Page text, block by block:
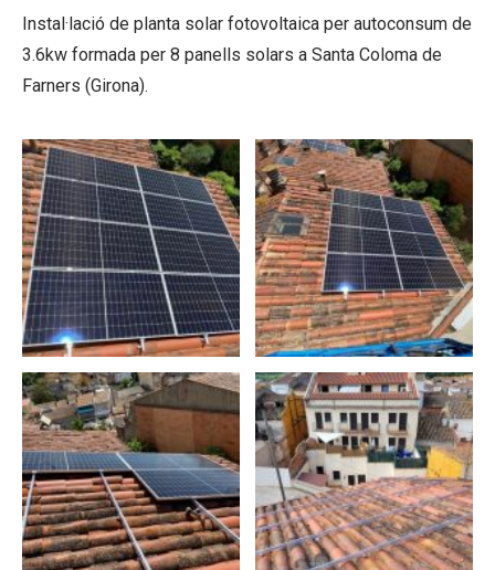
Instal·lació de planta solar fotovoltaica per autoconsum de
3.6kw formada per 8 panells solars a Santa Coloma de
Farners (Girona).